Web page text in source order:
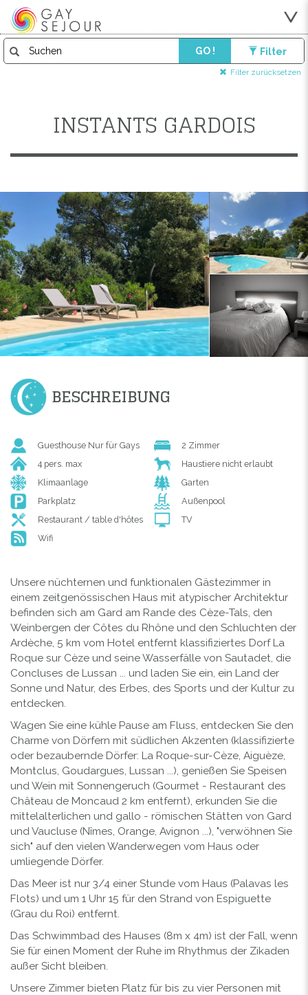
GO ! Filter
Filter zurücksetzen
INSTANTS GARDOIS
BESCHREIBUNG
Guesthouse Nur für Gays
2 Zimmer
4 pers. max
Haustiere nicht erlaubt
Klimaanlage
Garten
Parkplatz
Außenpool
Restaurant / table d'hôtes
TV
Wifi
Unsere nüchternen und funktionalen Gästezimmer in
einem zeitgenössischen Haus mit atypischer Architektur
befinden sich am Gard am Rande des Cèze-Tals, den
Weinbergen der Côtes du Rhône und den Schluchten der
Ardèche, 5 km vom Hotel entfernt klassifiziertes Dorf La
Roque sur Cèze und seine Wasserfälle von Sautadet, die
Concluses de Lussan ... und laden Sie ein, ein Land der
Sonne und Natur, des Erbes, des Sports und der Kultur zu
entdecken.
Wagen Sie eine kühle Pause am Fluss, entdecken Sie den
Charme von Dörfern mit südlichen Akzenten (klassifizierte
oder bezaubernde Dörfer: La Roque-sur-Cèze, Aiguèze,
Montclus, Goudargues, Lussan ...), genießen Sie Speisen
und Wein mit Sonnengeruch (Gourmet - Restaurant des
Château de Moncaud 2 km entfernt), erkunden Sie die
mittelalterlichen und gallo - römischen Stätten von Gard
und Vaucluse (Nîmes, Orange, Avignon ...), "verwöhnen Sie
sich" auf den vielen Wanderwegen vom Haus oder
umliegende Dörfer.
Das Meer ist nur 3/4 einer Stunde vom Haus (Palavas les
Flots) und um 1 Uhr 15 für den Strand von Espiguette
(Grau du Roi) entfernt.
Das Schwimmbad des Hauses (8m x 4m) ist der Fall, wenn
Sie für einen Moment der Ruhe im Rhythmus der Zikaden
außer Sicht bleiben.
Unsere Zimmer bieten Platz für bis zu vier Personen mit